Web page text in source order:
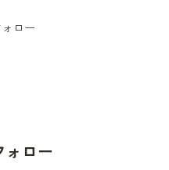
ォロー